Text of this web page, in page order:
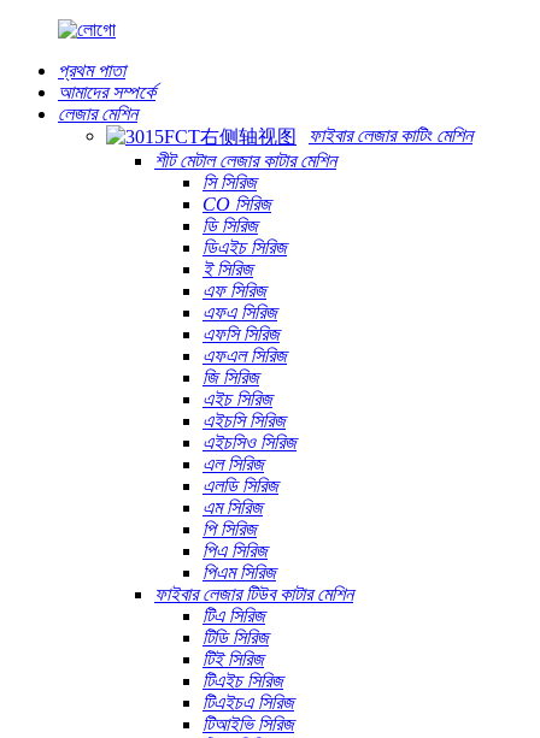
প্রথম পাতা
আমাদের সম্পর্কে
লেজার মেশিন
ফাইবার লেজার কাটিং মেশিন
শীট মেটাল লেজার কাটার মেশিন
সি সিরিজ
CO সিরিজ
ডি সিরিজ
ডিএইচ সিরিজ
ই সিরিজ
এফ সিরিজ
এফএ সিরিজ
এফসি সিরিজ
এফএল সিরিজ
জি সিরিজ
এইচ সিরিজ
এইচসি সিরিজ
এইচসিও সিরিজ
এল সিরিজ
এলডি সিরিজ
এম সিরিজ
পি সিরিজ
পিএ সিরিজ
পিএম সিরিজ
ফাইবার লেজার টিউব কাটার মেশিন
টিএ সিরিজ
টিডি সিরিজ
টিই সিরিজ
টিএইচ সিরিজ
টিএইচএ সিরিজ
টিআইভি সিরিজ